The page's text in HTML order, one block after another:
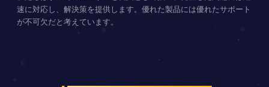
速に対応し、解決策を提供します。優れた製品には優れたサポート
が不可欠だと考えています。